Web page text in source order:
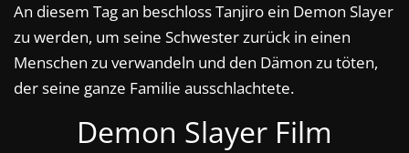
An diesem Tag an beschloss Tanjiro ein Demon Slayer
zu werden, um seine Schwester zurück in einen
Menschen zu verwandeln und den Dämon zu töten,
der seine ganze Familie ausschlachtete.
Demon Slayer Film